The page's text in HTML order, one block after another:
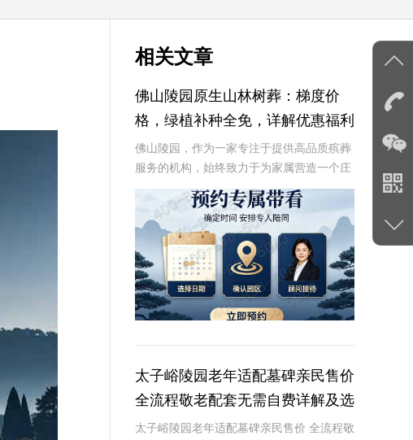
相关文章
佛山陵园原生山林树葬：梯度价
格，绿植补种全免，详解优惠福利
佛山陵园，作为一家专注于提供高品质殡葬
服务的机构，始终致力于为家属营造一个庄
严、宁静的安息之地。随着环保和自然理念
的深入人心，佛山陵园积极响应时代需求，
推出了独具特色的原生山林树葬墓碑梯度价
格政策，以
太子峪陵园老年适配墓碑亲民售价
全流程敬老配套无需自费详解及选
购指南
太子峪陵园老年适配墓碑亲民售价 全流程敬